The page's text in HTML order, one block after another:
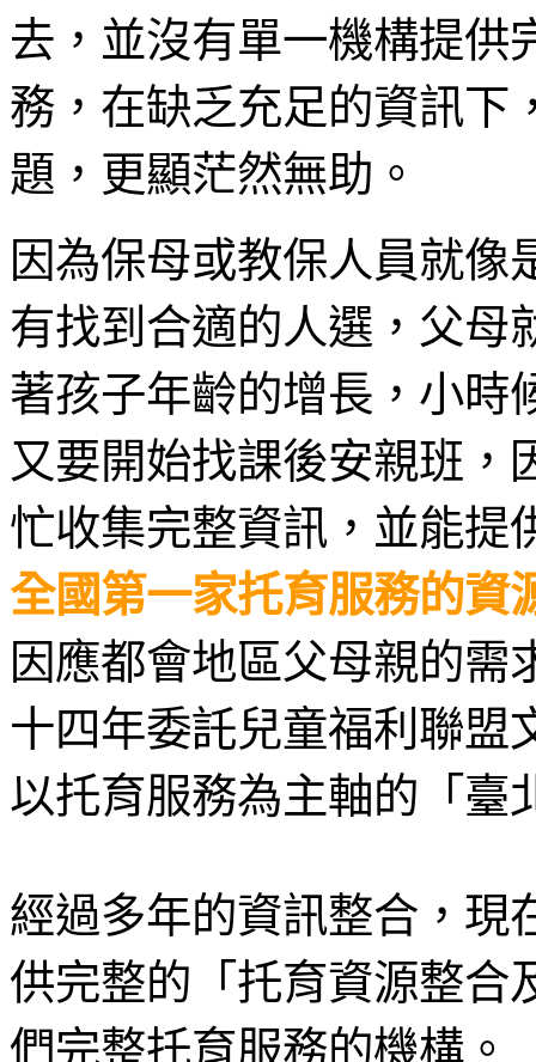
去，並沒有單一機構提供
務，在缺乏充足的資訊下
題，更顯茫然無助。
因為保母或教保人員就
有找到合適的人選，父母
著孩子年齡的增長，小時
又要開始找課後安親班，
忙收集完整資訊，並能提
全國第一家托育服務的資
因應都會地區父母親的
十四年委託兒童福利聯盟
以托育服務為主軸的「臺
經過多年的資訊整合，現
供完整的「托育資源整合
們完整托育服務的機構。